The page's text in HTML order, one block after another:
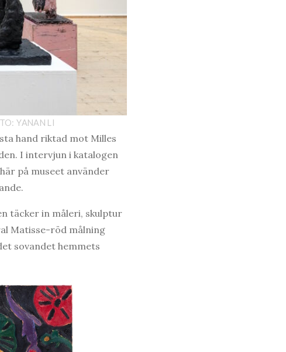
YANAN LI
hand riktad mot Milles
I intervjun i katalogen
på museet använder
täcker in måleri, skulptur
Matisse-röd målning
sovandet hemmets